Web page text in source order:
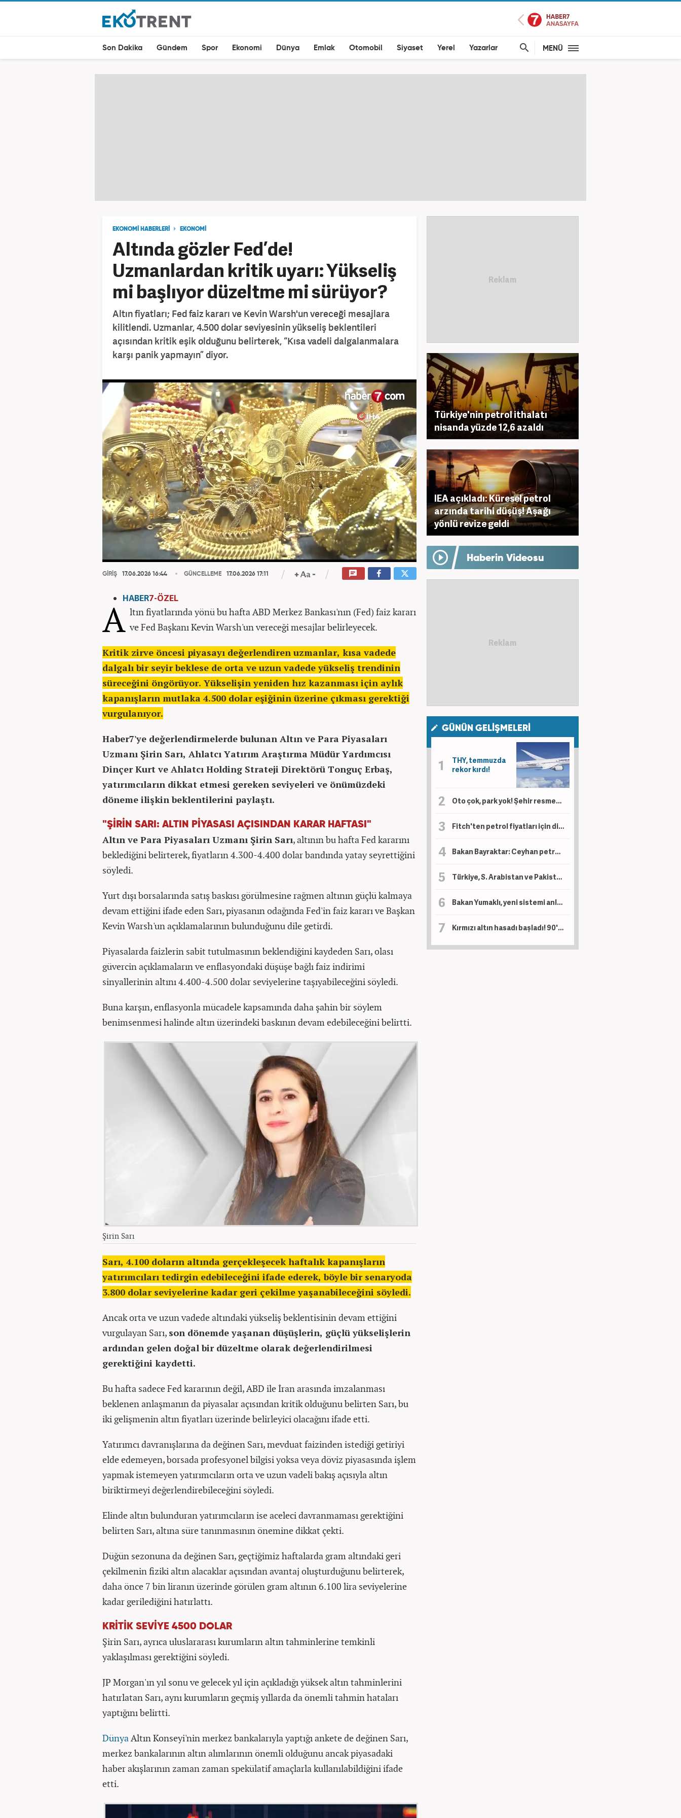
Son Dakika Gündem Spor Ekonomi Dünya Emlak Otomobil Siyaset Yerel Yazarlar MENÜ
EKONOMİ HABERLERİ EKONOMİ
Altında gözler Fed’de!
Uzmanlardan kritik uyarı: Yükseliş
mi başlıyor düzeltme mi sürüyor?
Altın fiyatları; Fed faiz kararı ve Kevin Warsh'un vereceği mesajlara
kilitlendi. Uzmanlar, 4.500 dolar seviyesinin yükseliş beklentileri
açısından kritik eşik olduğunu belirterek, “Kısa vadeli dalgalanmalara
karşı panik yapmayın” diyor.
GİRİŞ 17.06.2026 16:44 GÜNCELLEME 17.06.2026 17:11
HABER7-ÖZEL
A ltın fiyatlarında yönü bu hafta ABD Merkez Bankası'nın (Fed) faiz kararı
ve Fed Başkanı Kevin Warsh'un vereceği mesajlar belirleyecek.
Kritik zirve öncesi piyasayı değerlendiren uzmanlar, kısa vadede
dalgalı bir seyir beklese de orta ve uzun vadede yükseliş trendinin
süreceğini öngörüyor. Yükselişin yeniden hız kazanması için aylık
kapanışların mutlaka 4.500 dolar eşiğinin üzerine çıkması gerektiği
vurgulanıyor.
Haber7'ye değerlendirmelerde bulunan Altın ve Para Piyasaları
Uzmanı Şirin Sarı, Ahlatcı Yatırım Araştırma Müdür Yardımcısı
Dinçer Kurt ve Ahlatcı Holding Strateji Direktörü Tonguç Erbaş,
yatırımcıların dikkat etmesi gereken seviyeleri ve önümüzdeki
döneme ilişkin beklentilerini paylaştı.
"ŞİRİN SARI: ALTIN PİYASASI AÇISINDAN KARAR HAFTASI"
Altın ve Para Piyasaları Uzmanı Şirin Sarı, altının bu hafta Fed kararını
beklediğini belirterek, fiyatların 4.300-4.400 dolar bandında yatay seyrettiğini
söyledi.
Yurt dışı borsalarında satış baskısı görülmesine rağmen altının güçlü kalmaya
devam ettiğini ifade eden Sarı, piyasanın odağında Fed'in faiz kararı ve Başkan
Kevin Warsh'un açıklamalarının bulunduğunu dile getirdi.
Piyasalarda faizlerin sabit tutulmasının beklendiğini kaydeden Sarı, olası
güvercin açıklamaların ve enflasyondaki düşüşe bağlı faiz indirimi
sinyallerinin altını 4.400-4.500 dolar seviyelerine taşıyabileceğini söyledi.
Buna karşın, enflasyonla mücadele kapsamında daha şahin bir söylem
benimsenmesi halinde altın üzerindeki baskının devam edebileceğini belirtti.
Şirin Sarı
Sarı, 4.100 doların altında gerçekleşecek haftalık kapanışların
yatırımcıları tedirgin edebileceğini ifade ederek, böyle bir senaryoda
3.800 dolar seviyelerine kadar geri çekilme yaşanabileceğini söyledi.
Ancak orta ve uzun vadede altındaki yükseliş beklentisinin devam ettiğini
vurgulayan Sarı, son dönemde yaşanan düşüşlerin, güçlü yükselişlerin
ardından gelen doğal bir düzeltme olarak değerlendirilmesi
gerektiğini kaydetti.
Bu hafta sadece Fed kararının değil, ABD ile İran arasında imzalanması
beklenen anlaşmanın da piyasalar açısından kritik olduğunu belirten Sarı, bu
iki gelişmenin altın fiyatları üzerinde belirleyici olacağını ifade etti.
Yatırımcı davranışlarına da değinen Sarı, mevduat faizinden istediği getiriyi
elde edemeyen, borsada profesyonel bilgisi yoksa veya döviz piyasasında işlem
yapmak istemeyen yatırımcıların orta ve uzun vadeli bakış açısıyla altın
biriktirmeyi değerlendirebileceğini söyledi.
Elinde altın bulunduran yatırımcıların ise aceleci davranmaması gerektiğini
belirten Sarı, altına süre tanınmasının önemine dikkat çekti.
Düğün sezonuna da değinen Sarı, geçtiğimiz haftalarda gram altındaki geri
çekilmenin fiziki altın alacaklar açısından avantaj oluşturduğunu belirterek,
daha önce 7 bin liranın üzerinde görülen gram altının 6.100 lira seviyelerine
kadar gerilediğini hatırlattı.
KRİTİK SEVİYE 4500 DOLAR
Şirin Sarı, ayrıca uluslararası kurumların altın tahminlerine temkinli
yaklaşılması gerektiğini söyledi.
JP Morgan'ın yıl sonu ve gelecek yıl için açıkladığı yüksek altın tahminlerini
hatırlatan Sarı, aynı kurumların geçmiş yıllarda da önemli tahmin hataları
yaptığını belirtti.
Dünya Altın Konseyi'nin merkez bankalarıyla yaptığı ankete de değinen Sarı,
merkez bankalarının altın alımlarının önemli olduğunu ancak piyasadaki
haber akışlarının zaman zaman spekülatif amaçlarla kullanılabildiğini ifade
etti.
Türkiye'nin petrol ithalatı
nisanda yüzde 12,6 azaldı
IEA açıkladı: Küresel petrol
arzında tarihi düşüş! Aşağı
yönlü revize geldi
Haberin Videosu
GÜNÜN GELİŞMELERİ
THY, temmuzda
rekor kırdı!
Oto çok, park yok! Şehir resmen kaderine terk edildi
Fitch'ten petrol fiyatları için dikkat çeken tahmin
Bakan Bayraktar: Ceyhan petrol ticareti üssü olacak!
Türkiye, S. Arabistan ve Pakistan İmzayı attı! İşte üç ülkenin toplam savunma gücü....
Bakan Yumaklı, yeni sistemi anlattı: Plastik küpe gitti yerine elektronik takip geldi!
Kırmızı altın hasadı başladı! 90'dan fazla ülkeden talep var